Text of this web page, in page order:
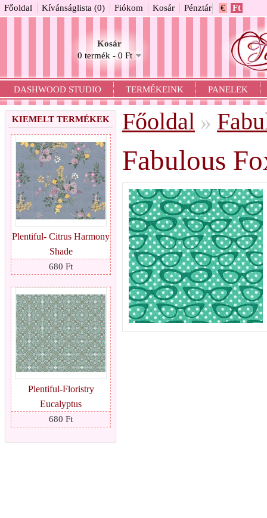
€ Ft
Kosár
0 termék - 0 Ft
Főoldal Kívánságlista (0) Fiókom Kosár Pénztár
DASHWOOD STUDIO TERMÉKEINK PANELEK
KIEMELT TERMÉKEK
Plentiful- Citrus Harmony
Shade
680 Ft
Plentiful-Floristry
Eucalyptus
680 Ft
Főoldal »
Fabulous